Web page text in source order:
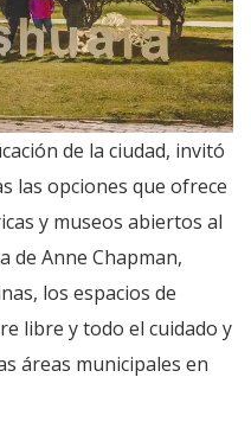
de la ciudad, invitó
las opciones que ofrece
y museos abiertos al
de Anne Chapman,
los espacios de
libre y todo el cuidado y
áreas municipales en